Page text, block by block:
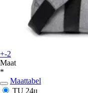
+-2
Maat
*
Maattabel
TU 24u